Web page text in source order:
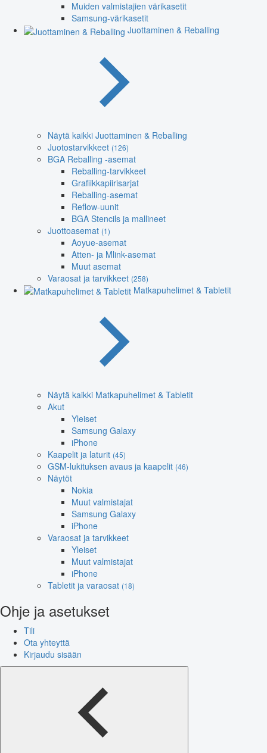
Muiden valmistajien värikasetit
Samsung-värikasetit
Juottaminen & Reballing
Näytä kaikki Juottaminen & Reballing
Juotostarvikkeet (126)
BGA Reballing -asemat
Reballing-tarvikkeet
Grafiikkapiirisarjat
Reballing-asemat
Reflow-uunit
BGA Stencils ja mallineet
Juottoasemat (1)
Aoyue-asemat
Atten- ja Mlink-asemat
Muut asemat
Varaosat ja tarvikkeet (258)
Matkapuhelimet & Tabletit
Näytä kaikki Matkapuhelimet & Tabletit
Akut
Yleiset
Samsung Galaxy
iPhone
Kaapelit ja laturit (45)
GSM-lukituksen avaus ja kaapelit (46)
Näytöt
Nokia
Muut valmistajat
Samsung Galaxy
iPhone
Varaosat ja tarvikkeet
Yleiset
Muut valmistajat
iPhone
Tabletit ja varaosat (18)
Ohje ja asetukset
Tili
Ota yhteyttä
Kirjaudu sisään